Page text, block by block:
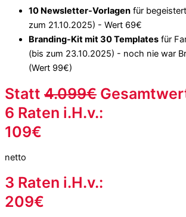
10 Newsletter-Vorlagen für
zum 21.10.2025) - Wert 69€
Branding-Kit mit 30 Templates für
(bis zum 23.10.2025) - noch nie war
(Wert 99€)
Statt 4.099€
6 Raten i.H.v.:
109€
netto
3 Raten i.H.v.:
209€